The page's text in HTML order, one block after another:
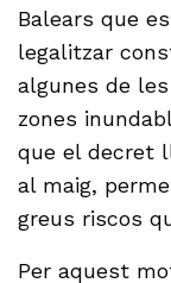
Balears que
legalitzar
algunes de
zones
que el decret
al maig,
greus riscos
Per aquest